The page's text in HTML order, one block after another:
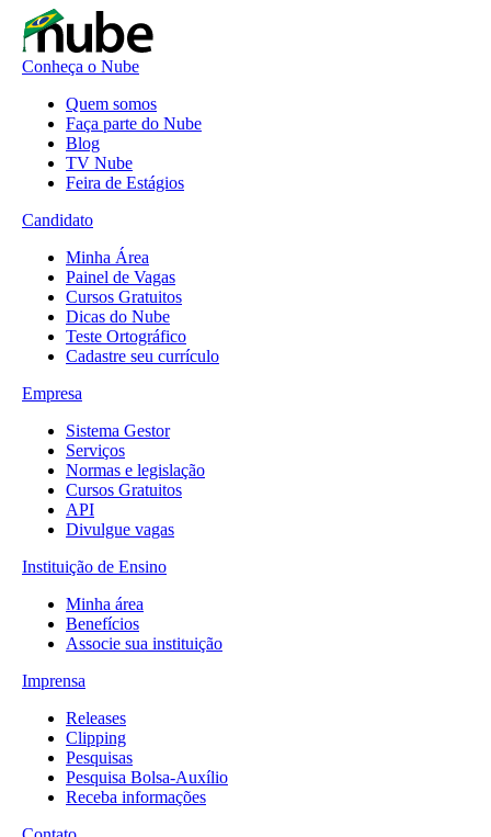
Conheça o Nube
Quem somos
Faça parte do Nube
Blog
TV Nube
Feira de Estágios
Candidato
Minha Área
Painel de Vagas
Cursos Gratuitos
Dicas do Nube
Teste Ortográfico
Cadastre seu currículo
Empresa
Sistema Gestor
Serviços
Normas e legislação
Cursos Gratuitos
API
Divulgue vagas
Instituição de Ensino
Minha área
Benefícios
Associe sua instituição
Imprensa
Releases
Clipping
Pesquisas
Pesquisa Bolsa-Auxílio
Receba informações